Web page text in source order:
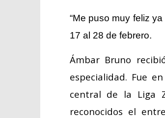
“Me puso muy feliz
17 al 28 de febrero.
Ámbar Bruno
especialidad. Fue
central de la Liga
reconocidos el